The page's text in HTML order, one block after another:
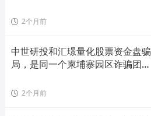
2个月前
中世研投和汇璟量化股票资金盘骗
局，是同一个柬埔寨园区诈骗团伙
2个月前